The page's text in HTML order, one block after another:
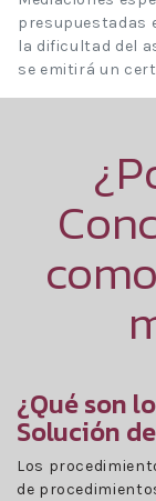
presupuestadas
la dificultad del
se emitirá un
¿Qué son
Solución
Los
de